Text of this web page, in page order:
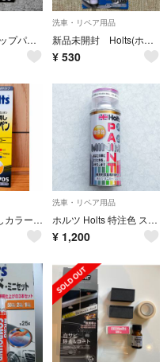
Holts タッチアップパテ MH989
洗車・リペア用品
新品未開封 Holts(ホルツ) MH6708 カラーペン ホイール用シルバー
¥ 530
ホルツ キズ消しカラーペン イエロー MH6705 13ml
洗車・リペア用品
ホルツ Holts 特注色 スプレー塗料 ホンダ ビート フェスティバルレッド
¥ 1,200